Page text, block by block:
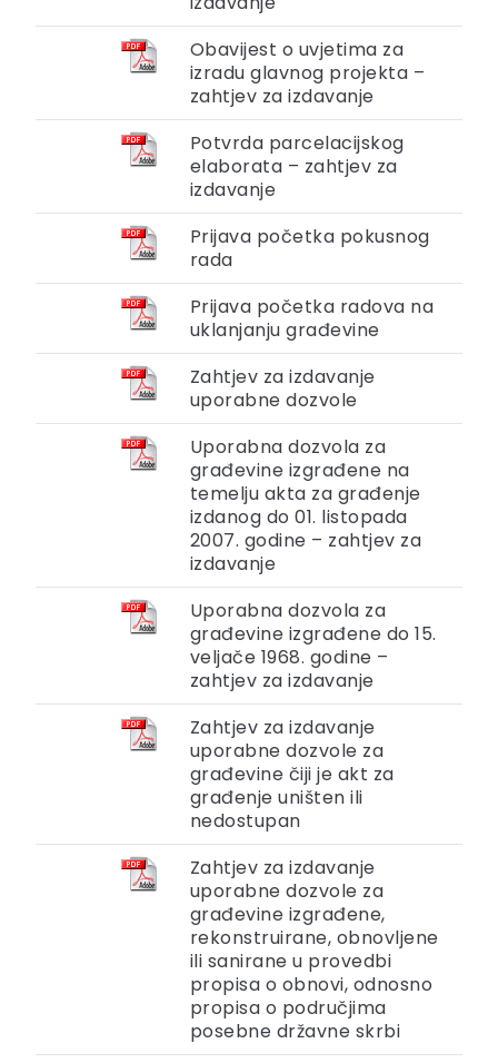
Obavijest o uvjetima za
izradu glavnog projekta –
zahtjev za izdavanje
Potvrda parcelacijskog
elaborata – zahtjev za
izdavanje
Prijava početka pokusnog
rada
Prijava početka radova na
uklanjanju građevine
Zahtjev za izdavanje
uporabne dozvole
Uporabna dozvola za
građevine izgrađene na
temelju akta za građenje
izdanog do 01. listopada
2007. godine – zahtjev za
izdavanje
Uporabna dozvola za
građevine izgrađene do 15.
veljače 1968. godine –
zahtjev za izdavanje
Zahtjev za izdavanje
uporabne dozvole za
građevine čiji je akt za
građenje uništen ili
nedostupan
Zahtjev za izdavanje
uporabne dozvole za
građevine izgrađene,
rekonstruirane, obnovljene
ili sanirane u provedbi
propisa o obnovi, odnosno
propisa o područjima
posebne državne skrbi